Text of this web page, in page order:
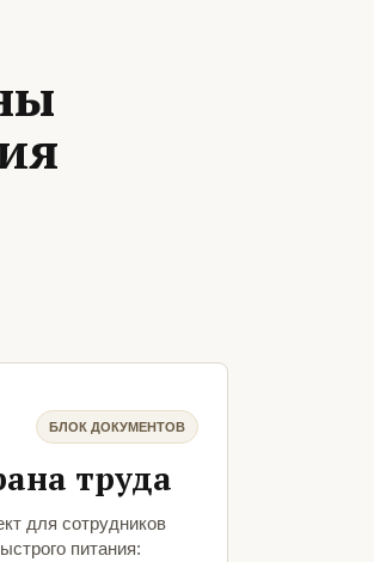
БЛОК ДОКУМЕНТОВ
труда
для сотрудников
питания: